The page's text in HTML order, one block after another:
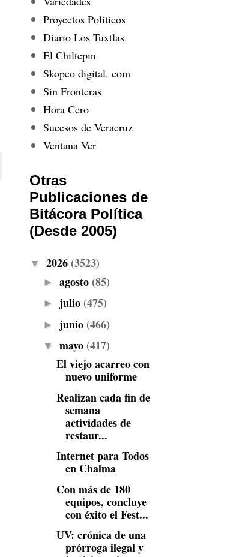
Proyectos Politicos
Diario Los Tuxtlas
El Chiltepin
Skopeo digital. com
Sin Fronteras
Hora Cero
Sucesos de Veracruz
Ventana Ver
Otras
Publicaciones de
Bitácora Política
(Desde 2005)
▼ 2026 (3523)
► agosto (85)
► julio (475)
► junio (466)
▼ mayo (417)
El viejo acarreo con
nuevo uniforme
Realizan cada fin de
semana
actividades de
restaur...
Internet para Todos
en Chalma
Con más de 180
equipos, concluye
con éxito el Fest...
UV: crónica de una
prórroga ilegal y